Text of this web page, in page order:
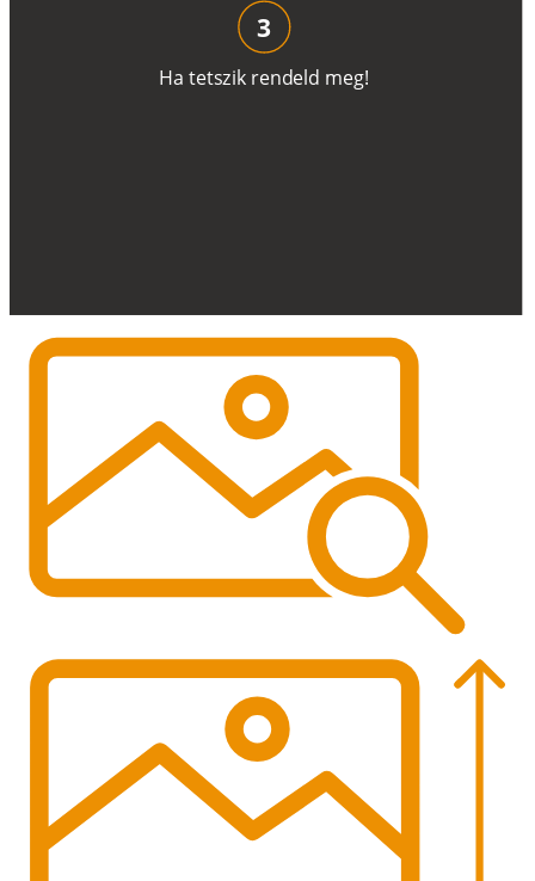
Ha tetszik rendeld meg!
3